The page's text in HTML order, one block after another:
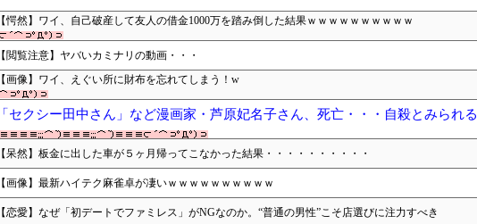
【愕然】ワイ、自己破産して友人の借金1000万を踏み倒した結果ｗｗｗｗｗｗｗｗｗｗ
【閲覧注意】ヤバいカミナリの動画・・・
【画像】ワイ、えぐい所に財布を忘れてしまう！w
「セクシー田中さん」など漫画家・芦原妃名子さん、死亡・・・自殺とみられる
【呆然】板金に出した車が５ヶ月帰ってこなかった結果・・・・・・・・・・
【画像】最新ハイテク麻雀卓が凄いｗｗｗｗｗｗｗｗｗｗ
【恋愛】なぜ「初デートでファミレス」がNGなのか。“普通の男性”こそ店選びに注力すべき